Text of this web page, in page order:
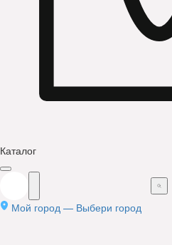
Каталог
Мой город — Выбери город